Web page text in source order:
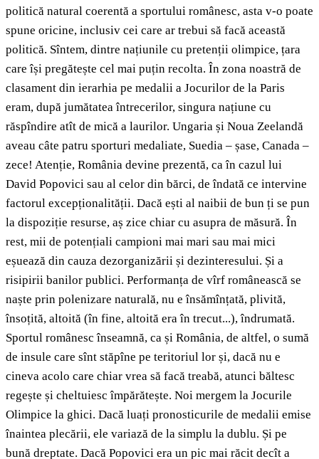
politică natural coerentă a sportului românesc, asta v-o poate
spune oricine, inclusiv cei care ar trebui să facă această
politică. Sîntem, dintre națiunile cu pretenții olimpice, țara
care își pregătește cel mai puțin recolta. În zona noastră de
clasament din ierarhia pe medalii a Jocurilor de la Paris
eram, după jumătatea întrecerilor, singura națiune cu
răspîndire atît de mică a laurilor. Ungaria și Noua Zeelandă
aveau câte patru sporturi medaliate, Suedia – șase, Canada –
zece! Atenție, România devine prezentă, ca în cazul lui
David Popovici sau al celor din bărci, de îndată ce intervine
factorul excepționalității. Dacă ești al naibii de bun ți se pun
la dispoziție resurse, aș zice chiar cu asupra de măsură. În
rest, mii de potențiali campioni mai mari sau mai mici
eșuează din cauza dezorganizării și dezinteresului. Și a
risipirii banilor publici. Performanța de vîrf românească se
naște prin polenizare naturală, nu e însămînțată, plivită,
însoțită, altoită (în fine, altoită era în trecut...), îndrumată.
Sportul românesc înseamnă, ca și România, de altfel, o sumă
de insule care sînt stăpîne pe teritoriul lor și, dacă nu e
cineva acolo care chiar vrea să facă treabă, atunci băltesc
regește și cheltuiesc împărătește. Noi mergem la Jocurile
Olimpice la ghici. Dacă luați pronosticurile de medalii emise
înaintea plecării, ele variază de la simplu la dublu. Și pe
bună dreptate. Dacă Popovici era un pic mai răcit decît a